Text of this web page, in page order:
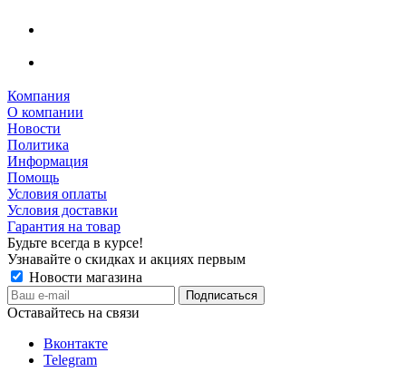
Компания
О компании
Новости
Политика
Информация
Помощь
Условия оплаты
Условия доставки
Гарантия на товар
Будьте всегда в курсе!
Узнавайте о скидках и акциях первым
Новости магазина
Оставайтесь на связи
Вконтакте
Telegram